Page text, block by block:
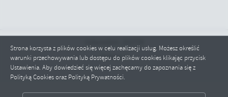
Strona korzysta z plików cookies w celu realizacji usług. Możesz określić
warunki przechowywania lub dostępu do plików cookies klikając przycisk
Ustawienia. Aby dowiedzieć się więcej zachęcamy do zapoznania się z
Polityką Cookies oraz Polityką Prywatności.
Online: 1